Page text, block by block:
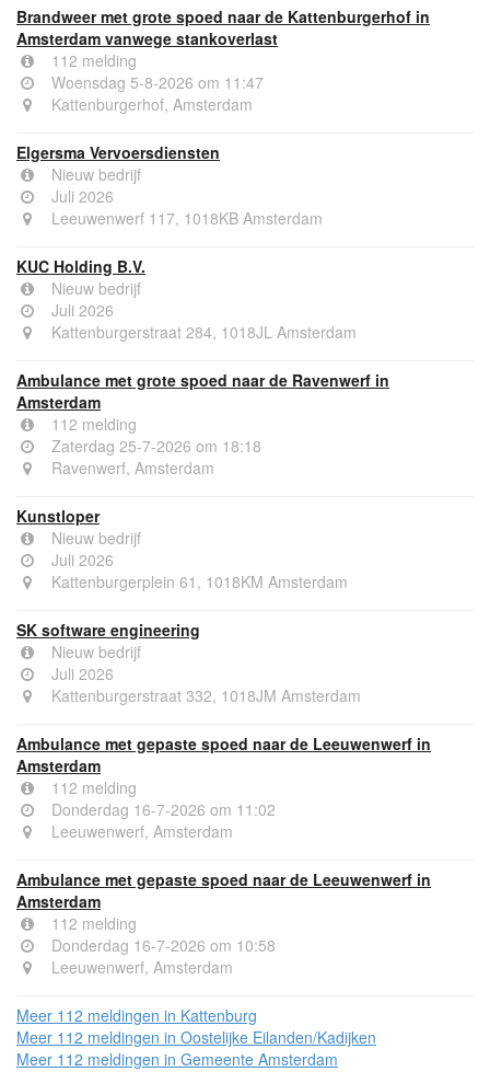
Brandweer met grote spoed naar de Kattenburgerhof in
Amsterdam vanwege stankoverlast
112 melding
Woensdag 5-8-2026 om 11:47
Kattenburgerhof, Amsterdam
Elgersma Vervoersdiensten
Nieuw bedrijf
Juli 2026
Leeuwenwerf 117, 1018KB Amsterdam
KUC Holding B.V.
Nieuw bedrijf
Juli 2026
Kattenburgerstraat 284, 1018JL Amsterdam
Ambulance met grote spoed naar de Ravenwerf in
Amsterdam
112 melding
Zaterdag 25-7-2026 om 18:18
Ravenwerf, Amsterdam
Kunstloper
Nieuw bedrijf
Juli 2026
Kattenburgerplein 61, 1018KM Amsterdam
SK software engineering
Nieuw bedrijf
Juli 2026
Kattenburgerstraat 332, 1018JM Amsterdam
Ambulance met gepaste spoed naar de Leeuwenwerf in
Amsterdam
112 melding
Donderdag 16-7-2026 om 11:02
Leeuwenwerf, Amsterdam
Ambulance met gepaste spoed naar de Leeuwenwerf in
Amsterdam
112 melding
Donderdag 16-7-2026 om 10:58
Leeuwenwerf, Amsterdam
Meer 112 meldingen in Kattenburg
Meer 112 meldingen in Oostelijke Eilanden/Kadijken
Meer 112 meldingen in Gemeente Amsterdam